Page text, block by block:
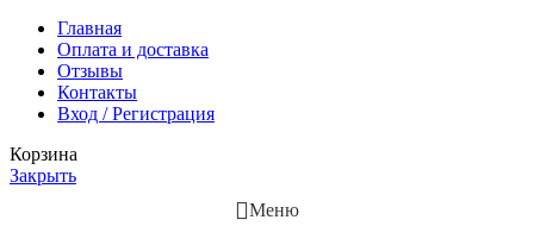
Главная
Оплата и доставка
Отзывы
Контакты
Вход / Регистрация
Корзина
Закрыть
Меню